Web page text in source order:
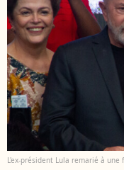
L'ex-président Lula remarié à